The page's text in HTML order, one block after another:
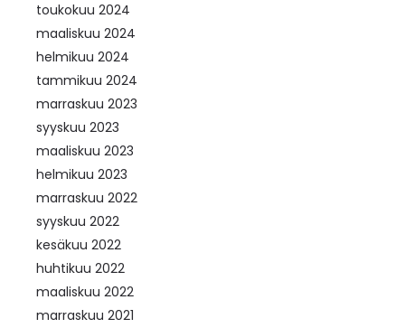
toukokuu 2024
maaliskuu 2024
helmikuu 2024
tammikuu 2024
marraskuu 2023
syyskuu 2023
maaliskuu 2023
helmikuu 2023
marraskuu 2022
syyskuu 2022
kesäkuu 2022
huhtikuu 2022
maaliskuu 2022
marraskuu 2021